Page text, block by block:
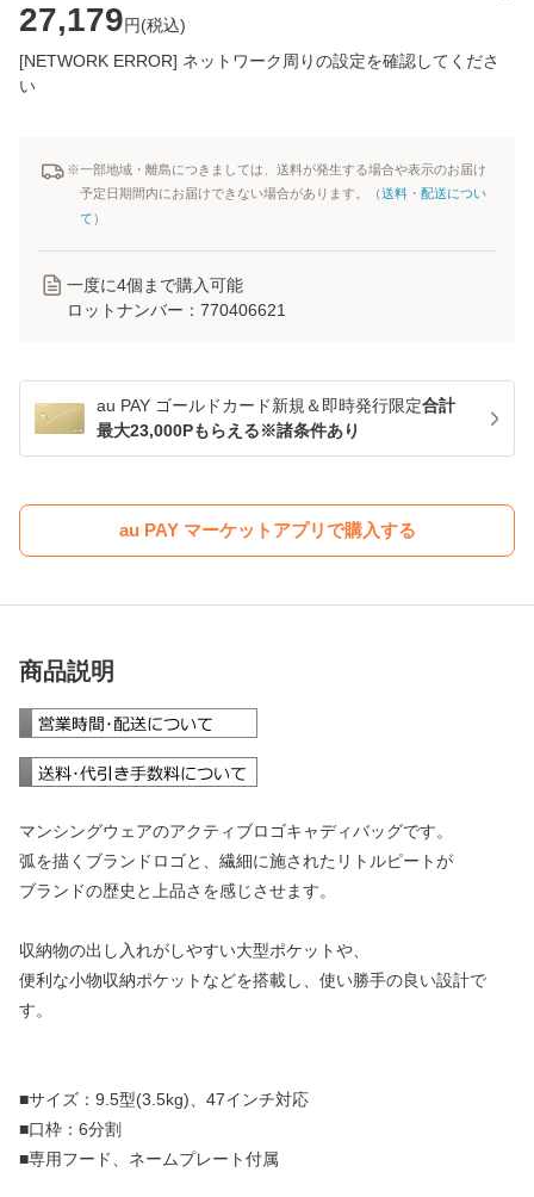
27,179円(税込)
[NETWORK ERROR] ネットワーク周りの設定を確認してくださ
い
※一部地域・離島につきましては、送料が発生する場合や表示のお届け
予定日期間内にお届けできない場合があります。（送料・配送につい
て ）
一度に4個まで購入可能
ロットナンバー： 770406621
au PAY ゴールドカード新規＆即時発行限定合計
最大23,000Pもらえる※諸条件あり
au PAY マーケットアプリで購入する
商品説明
マンシングウェアのアクティブロゴキャディバッグです。
弧を描くブランドロゴと、繊細に施されたリトルピートが
ブランドの歴史と上品さを感じさせます。
収納物の出し入れがしやすい大型ポケットや、
便利な小物収納ポケットなどを搭載し、使い勝手の良い設計で
す。
■サイズ：9.5型(3.5kg)、47インチ対応
■口枠：6分割
■専用フード、ネームプレート付属